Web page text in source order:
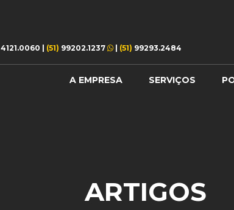
4121.0060 (51) 99202.1237 | (51) 99293.2484
A EMPRESA SERVIÇOS
ARTIGOS